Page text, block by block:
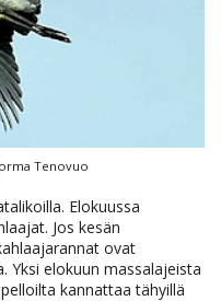
Tenovuo
Elokuussa
Jos kesän
ovat
Yksi elokuun massalajeista
kannattaa tähyillä